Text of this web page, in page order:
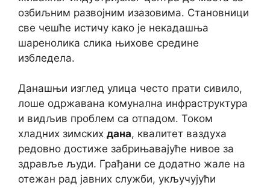
озбиљним развојним изазовима. Становници
све чешће истичу како је некадашња
шаренолика слика њихове средине
избледела.
Данашњи изглед улица често прати сивило,
лоше одржавана комунална инфраструктура
и видљив проблем са отпадом. Током
хладних зимских дана, квалитет ваздуха
редовно достиже забрињавајуће нивое за
здравље људи. Грађани се додатно жале на
отежан рад јавних служби, укључујући